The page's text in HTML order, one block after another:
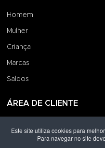
Homem
Mulher
Criança
Marcas
Saldos
ÁREA DE CLIENTE
Criar uma Conta
Este site utiliza cookies para
Para navegar no site